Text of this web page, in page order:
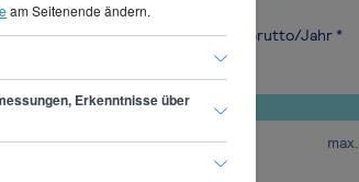
35.200€ brutto/Jahr *
min.29.800€ max.
am Seitenende ändern.
Erkenntnisse über